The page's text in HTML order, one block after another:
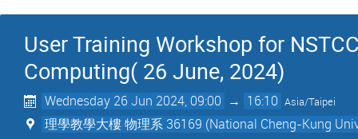
User Training Workshop for
Computing( 26 June, 2024)
Wednesday 26 Jun 2024, 09:00 → 16:10 Asia/Taipei
理學教學大樓 物理系 36169 (National Cheng-Kung